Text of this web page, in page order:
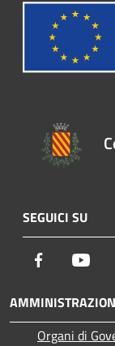
SEGUICI SU
Facebook
Organi di